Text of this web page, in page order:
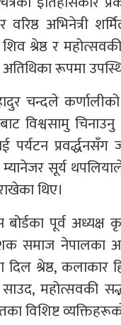
र वरिष्ठ
श्रेष्ठ र
अतिथिका रूपमा
चन्दले
विश्वसामु
प्रवर्द्धनसँग
म्यानेजर सूर्य
थिए।
बोर्डका पूर्व
समाज नेपालका
दिल श्रेष्ठ, कलाकार
महोत्सवकी
विशिष्ट